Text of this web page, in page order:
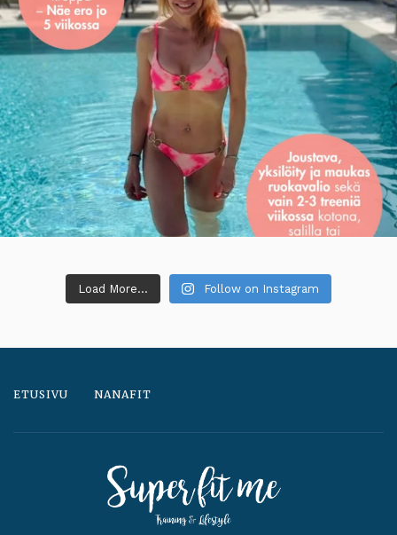
Load More... Follow on Instagram
ETUSIVU NANAFIT